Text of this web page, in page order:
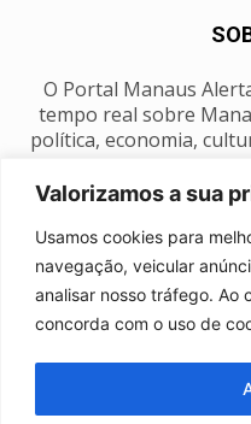
Valorizamos a sua
Usamos cookies para
navegação, veicular
analisar nosso tráfego. Ao
concorda com o uso de
O Portal Manaus
tempo real sobre
política, economia,